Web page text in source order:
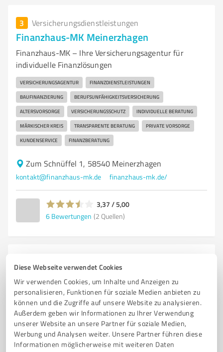
Diese Webseite verwendet Cookies
Wir verwenden Cookies, um Inhalte und Anzeigen zu
personalisieren, Funktionen für soziale Medien anbieten zu
können und die Zugriffe auf unsere Website zu analysieren.
Außerdem geben wir Informationen zu Ihrer Verwendung
unserer Website an unsere Partner für soziale Medien,
Werbung und Analysen weiter. Unsere Partner führen diese
Informationen möglicherweise mit weiteren Daten
3 Versicherungsdienstleistungen
Finanzhaus-MK Meinerzhagen
Finanzhaus-MK – Ihre Versicherungsagentur für
individuelle Finanzlösungen
VERSICHERUNGSAGENTUR FINANZDIENSTLEISTUNGEN
BAUFINANZIERUNG BERUFSUNFÄHIGKEITSVERSICHERUNG
ALTERSVORSORGE VERSICHERUNGSSCHUTZ INDIVIDUELLE BERATUNG
MÄRKISCHER KREIS TRANSPARENTE BERATUNG PRIVATE VORSORGE
KUNDENSERVICE FINANZBERATUNG
Zum Schnüffel 1, 58540 Meinerzhagen
kontakt@finanzhaus-mk.de finanzhaus-mk.de/
3,37 / 5,00
6 Bewertungen (2 Quellen)
4 Versicherungsdienstleistungen
Christoph Stinn
Versicherungen & Finanzen
Auf dem Schilde 3, 57439 Attendorn
Tel. 02722/5832
christoph.stinn@diebayerische.de
www.diebayerische.de/attendorn/christoph-stinn/